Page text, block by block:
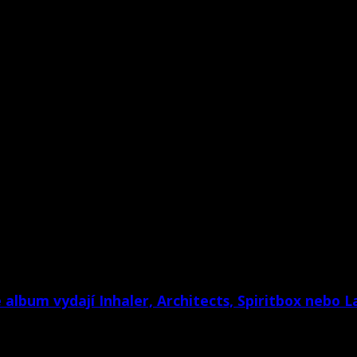
vydají Inhaler, Architects, Spiritbox nebo